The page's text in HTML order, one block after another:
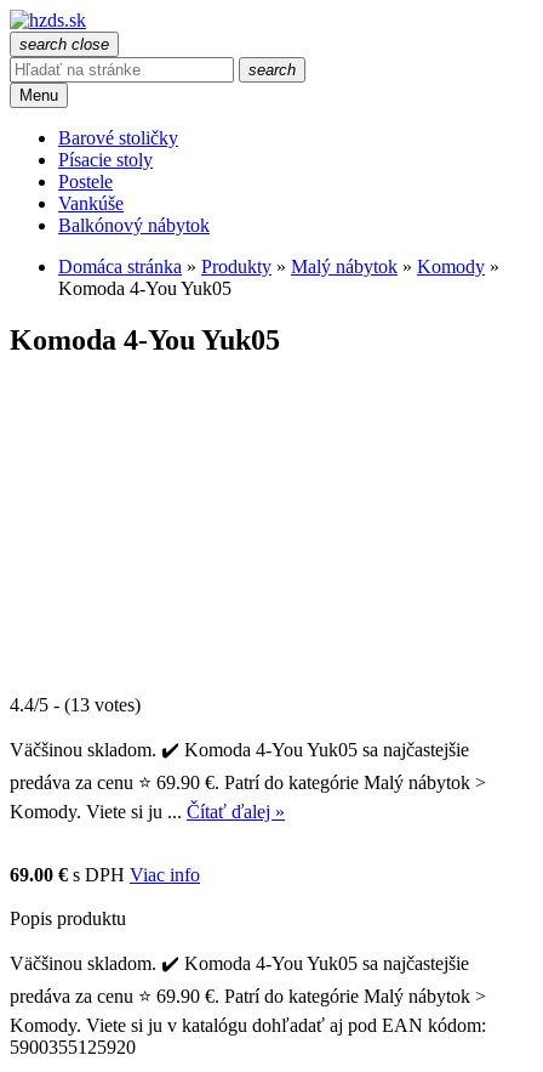
search close
search
Menu
Barové stoličky
Písacie stoly
Postele
Vankúše
Balkónový nábytok
Domáca stránka » Produkty » Malý nábytok » Komody »
Komoda 4-You Yuk05
Komoda 4-You Yuk05
4.4/5 - (13 votes)
Väčšinou skladom. ✔️ Komoda 4-You Yuk05 sa najčastejšie
predáva za cenu ⭐ 69.90 €. Patrí do kategórie Malý nábytok >
Komody. Viete si ju ... Čítať ďalej »
69.00 € s DPH Viac info
Popis produktu
Väčšinou skladom. ✔️ Komoda 4-You Yuk05 sa najčastejšie
predáva za cenu ⭐ 69.90 €. Patrí do kategórie Malý nábytok >
Komody. Viete si ju v katalógu dohľadať aj pod EAN kódom:
5900355125920